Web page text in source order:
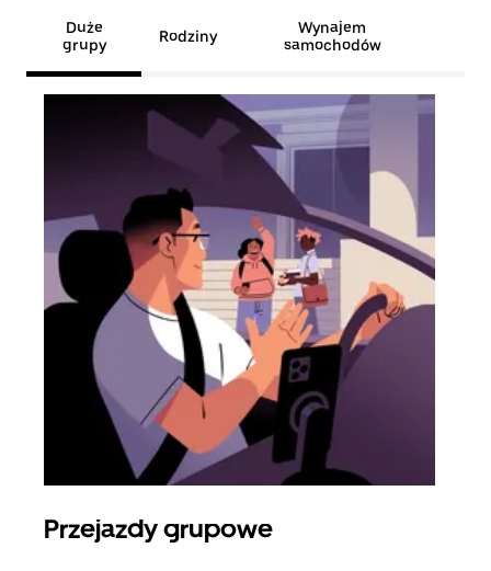
Duże
grupy
Rodziny
Wynajem
samochodów
Przejazdy grupowe